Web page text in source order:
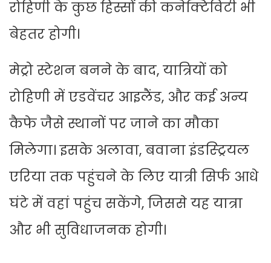
रोहिणी के कुछ हिस्सों की कनेक्टिविटी भी
बेहतर होगी।
मेट्रो स्टेशन बनने के बाद, यात्रियों को
रोहिणी में एडवेंचर आइलैंड, और कई अन्य
कैफे जैसे स्थानों पर जाने का मौका
मिलेगा। इसके अलावा, बवाना इंडस्ट्रियल
एरिया तक पहुंचने के लिए यात्री सिर्फ आधे
घंटे में वहां पहुंच सकेंगे, जिससे यह यात्रा
और भी सुविधाजनक होगी।